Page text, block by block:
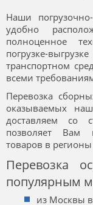
Наши
удобно
полноценное
погрузке-
транспортном
всеми
Перевозка
оказываемых
доставляем со
позволяет Вам
товаров в
Перевозка
популярным
из Москвы